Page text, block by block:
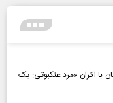
با اکران «مرد عنکبوتی: یک